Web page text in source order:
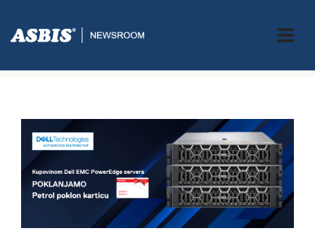
ASBIS.BA> AKCIJE> UZ DELL POWEREDGE SERVERE OSVOJI